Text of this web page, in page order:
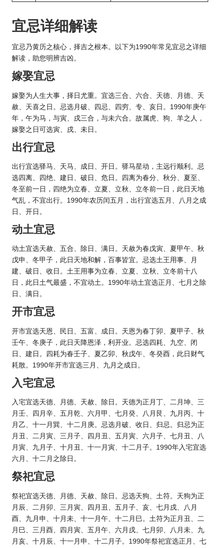
宜忌详细解读
宜忌乃黄历之核心，择吉之根本。以下为1990年常见宜忌之详细
解读，助您明辨吉凶。
嫁娶宜忌
嫁娶为人生大事，择日尤重。宜选三合、六合、天德、月德、天
赦、天喜之日。忌选月破、四忌、四穷、专、亥日。1990年庚午
年，午为马，与寅、戌三合，与未六合。故属虎、狗、羊之人，
嫁娶之日可选寅、戌、未日。
出行宜忌
出行宜选驿马、天马、成日、开日。驿马星动，主远行顺利。忌
选四离、四绝、建日、破日、危日。四离为春分、秋分、夏至、
冬至前一日，四绝为立春、立夏、立秋、立冬前一日，此日天地
气乱，不宜出行。1990年农历闰五月，出行宜选五月、八月之成
日、开日。
动土宜忌
动土宜选天赦、五合、除日、满日。天赦为春戊寅、夏甲午、秋
戊申、冬甲子，此日天地和解，百事皆宜。忌选土王用事、月
建、破日、收日。土王用事为立春、立夏、立秋、立冬前十八
日，此日土气最盛，不宜动土。1990年动土宜选正月、七月之除
日、满日。
开市宜忌
开市宜选天恩、民日、五富、成日。天恩为春丁卯、夏甲子、秋
壬午、冬庚子，此日天降恩泽，利开业。忌选四耗、九空、闭
日、建日。四耗为春壬子、夏乙卯、秋戊午、冬癸酉，此日财气
耗散。1990年开市宜选三月、九月之成日。
入宅宜忌
入宅宜选天德、月德、天赦、除日。天德为正月丁、二月坤、三
月壬、四月辛、五月乾、六月甲、七月癸、八月艮、九月丙、十
月乙、十一月巽、十二月庚。忌选月破、收日、归忌。归忌为正
月丑、二月寅、三月子、四月丑、五月寅、六月子、七月丑、八
月寅、九月子、十月丑、十一月寅、十二月子。1990年入宅宜选
六月、十二月之除日。
祭祀宜忌
祭祀宜选天德、月德、天赦、除日。忌选天狗、土符。天狗为正
月辰、二月卯、三月寅、四月丑、五月子、亥、七月戌、八月
酉、九月申、十月未、十一月午、十二月巳。土符为正月丑、二
月巳、三月酉、四月寅、五月午、六月戌、七月卯、八月未、九
月亥、十月辰、十一月申、十二月子。1990年祭祀宜选正月、七